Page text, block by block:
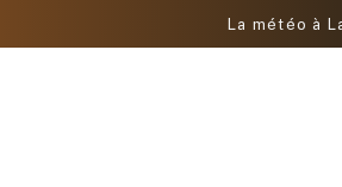
La météo à